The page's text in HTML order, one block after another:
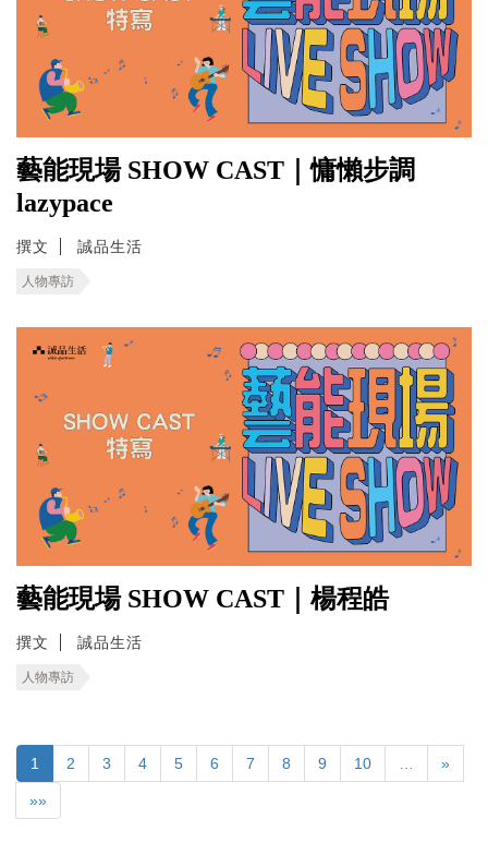
藝能現場 SHOW CAST｜慵懶步調
lazypace
撰文 誠品生活
人物專訪
藝能現場 SHOW CAST｜楊程皓
撰文 誠品生活
人物專訪
1 2 3 4 5 6 7 8 9 10 »
»»